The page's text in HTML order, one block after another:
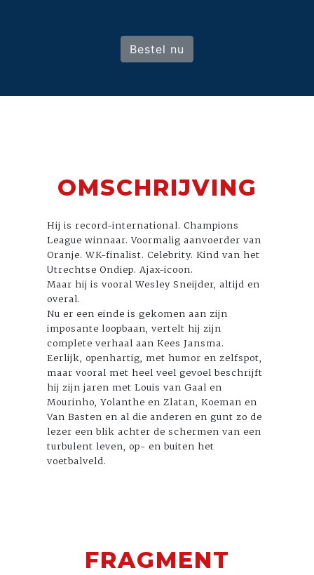
Bestel nu
OMSCHRIJVING
Hij is record-international. Champions
League winnaar. Voormalig aanvoerder van
Oranje. WK-finalist. Celebrity. Kind van het
Utrechtse Ondiep. Ajax-icoon.
Maar hij is vooral Wesley Sneijder, altijd en
overal.
Nu er een einde is gekomen aan zijn
imposante loopbaan, vertelt hij zijn
complete verhaal aan Kees Jansma.
Eerlijk, openhartig, met humor en zelfspot,
maar vooral met heel veel gevoel beschrijft
hij zijn jaren met Louis van Gaal en
Mourinho, Yolanthe en Zlatan, Koeman en
Van Basten en al die anderen en gunt zo de
lezer een blik achter de schermen van een
turbulent leven, op- en buiten het
voetbalveld.
FRAGMENT